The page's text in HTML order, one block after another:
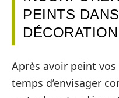
PEINTS
Après avoir peint
temps d’envisager